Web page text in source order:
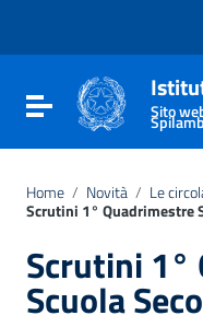
Vai al footer
Attiva / disattiva la
Sito
Home / Novità / Le
Scrutini 1° Quadrimestre
Scrutini 1°
Scuola